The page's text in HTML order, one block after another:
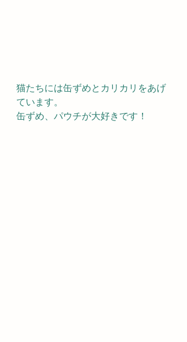
猫たちには缶ずめとカリカリをあげ
ています。
缶ずめ、パウチが大好きです！